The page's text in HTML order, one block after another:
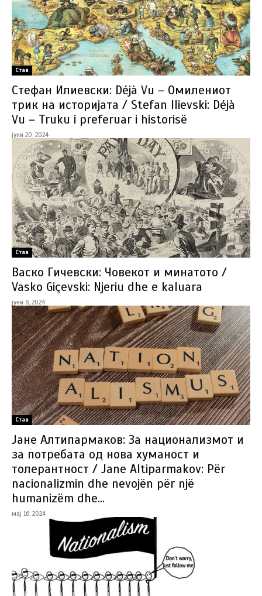
Став
Стефан Илиевски: Déjà Vu – Омилениот
трик на историјата / Stefan Ilievski: Déjà
Vu – Truku i preferuar i historisë
јуни 20, 2024
Став
Васко Гичевски: Човекот и минатото /
Vasko Giçevski: Njeriu dhe e kaluara
јуни 6, 2024
Став
Јане Алтипармаков: За национализмот и
за потребата од нова хуманост и
толерантност / Jane Altiparmakov: Për
nacionalizmin dhe nevojën për një
humanizëm dhe...
мај 16, 2024